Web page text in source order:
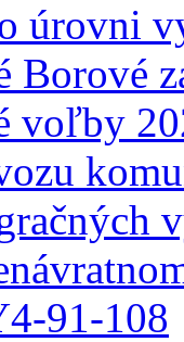
úrovni
Borové
voľby
91-108